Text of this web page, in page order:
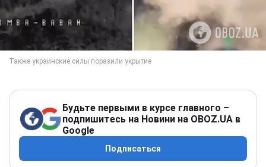
Будьте первыми в курсе главного –
подпишитесь на Новини на OBOZ.UA в
Google
Подписаться